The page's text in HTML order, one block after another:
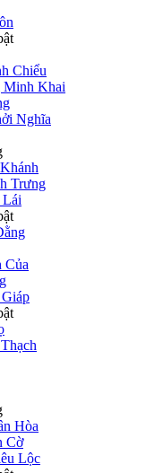
Chiểu
Minh Khai
Nghĩa
Trưng
Lái
Hòa
Cờ
Lộc